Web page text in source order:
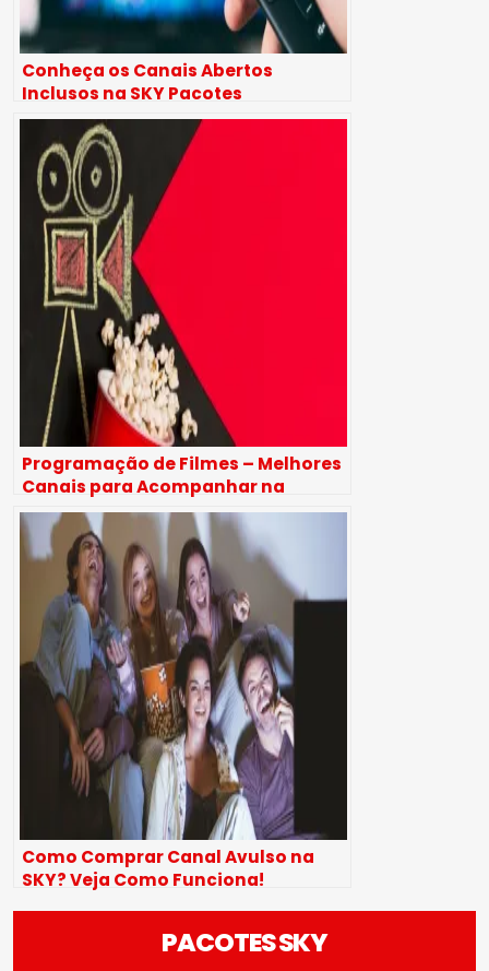
Conheça os Canais Abertos
Inclusos na SKY Pacotes
Programação de Filmes – Melhores
Canais para Acompanhar na
Quarentena
Como Comprar Canal Avulso na
SKY? Veja Como Funciona!
PACOTES SKY